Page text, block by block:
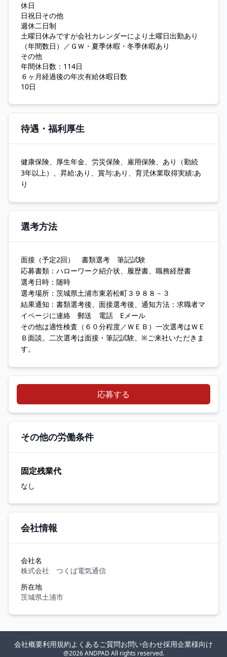
休日
日祝日その他
週休二日制
土曜日休みですが会社カレンダーにより土曜日出勤あり
（年間数日）／ＧＷ・夏季休暇・冬季休暇あり
その他
年間休日数：114日
６ヶ月経過後の年次有給休暇日数
10日
待遇・福利厚生
健康保険、厚生年金、労災保険、雇用保険、あり（勤続
3年以上）、昇給:あり、賞与:あり、育児休業取得実績:あ
り
選考方法
面接（予定2回） 書類選考 筆記試験
応募書類：ハローワーク紹介状、履歴書、職務経歴書
選考日時：随時
選考場所：茨城県土浦市東若松町３９８８－３
結果通知：書類選考後、面接選考後、通知方法：求職者マ
イページに連絡 郵送 電話 Eメール
その他は適性検査（６０分程度／ＷＥＢ）一次選考はＷＥ
Ｂ面談。二次選考は面接・筆記試験。※ご来社いただきま
す。
応募する
その他の労働条件
固定残業代
なし
会社情報
会社名
株式会社 つくば電気通信
所在地
茨城県土浦市
@2026 ANDPAD All rights reserved.
会社概要利用規約よくあるご質問お問い合わせ採用企業様向け